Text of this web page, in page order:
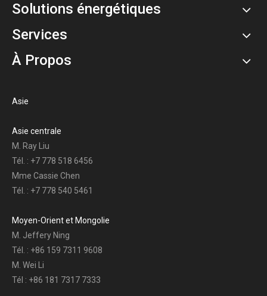
Solutions énergétiques
Services
À Propos
Asie
Asie centrale
M. Ray Liu
Tél. : +7 778 518 6456
Mme Cassie Chen
Tél. : +7 778 540 5461
Moyen-Orient et Mongolie
M. Jeffery Ning
Tél. : +86 159 7311 9608
M. Wei Li
Tél : +86 181 7317 7333